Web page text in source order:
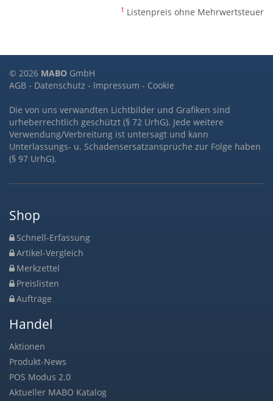
1 Listenpreis ohne Mehrwertsteuer
© 2026 MABO GmbH
AGB - Datenschutz - Impressum - Cookie
Die von uns verwandten Lichtbilder und Grafiken sind
urheberrechtlich geschützt (§ 72 UrhG). Jede weitere
Verwendung/Verbreitung ist untersagt und kann
Unterlassungs- u. Schadensersatzansprüche zur Folge haben
(§ 97 UrhG).
Shop
Schnell-Erfassung
Artikel-Vergleich
Merkzettel
Preislisten
Aufträge
Handel
Aktionen
Produkt-News
POS Modus 2.0
Aktueller MABO Katalog